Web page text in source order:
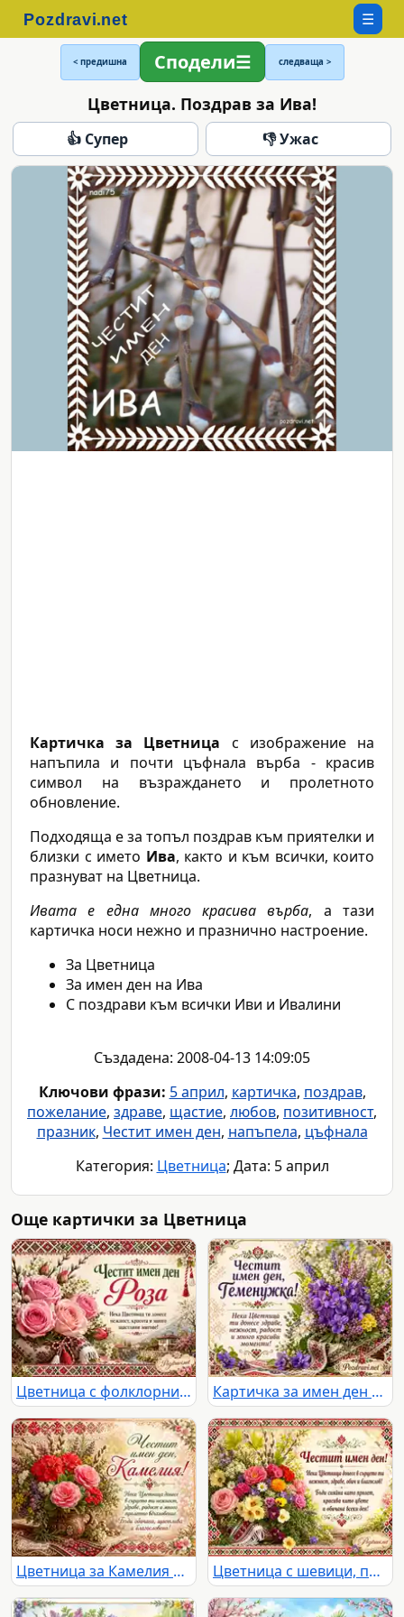
☰
< предишна Сподели следваща >
Цветница. Поздрав за Ива!
👍 Супер 👎 Ужас
Картичка за Цветница с изображение на
напъпила и почти цъфнала върба - красив
символ на възраждането и пролетното
обновление.
Подходяща е за топъл поздрав към приятелки и
близки с името Ива, както и към всички, които
празнуват на Цветница.
Ивата е една много красива върба, а тази
картичка носи нежно и празнично настроение.
За Цветница
За имен ден на Ива
С поздрави към всички Иви и Ивалини
Създадена: 2008-04-13 14:09:05
Ключови фрази: 5 април, картичка, поздрав,
пожелание, здраве, щастие, любов, позитивност,
празник, Честит имен ден, напъпела, цъфнала
Категория: Цветница; Дата: 5 април
Още картички за Цветница
Цветница с фолклорни мотиви, букет рози и нежен празничен надпис за имен ден Роза Картичка за имен ден на Теменужка с теменужки, пролетни цветя и български шевици
Цветница за Камелия с български шевици, букет от камелии, здравец, върба и пролетно послание Цветница с шевици, пролетен букет и женско пожелание за имен ден